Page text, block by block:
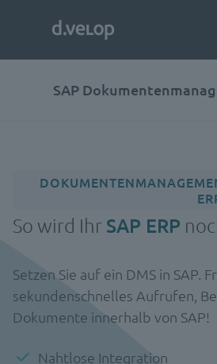
SAP
So wird Ihr SAP ERP
Setzen Sie auf ein DMS in SAP.
sekundenschnelles Aufrufen,
Dokumente innerhalb von SAP!
Nahtlose Integration